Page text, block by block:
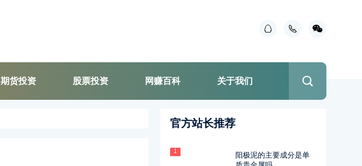
期货投资 股票投资 网赚百科 关于我们
官方站长推荐
1
阳极泥的主要成分是单